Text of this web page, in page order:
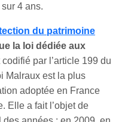
4 ans.
du patrimoine
la loi dédiée aux
codifié par l’article 199 du
Malraux est la plus
adoptée en France
Elle a fait l’objet de